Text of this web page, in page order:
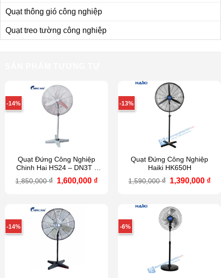
Quạt thông gió công nghiệp
Quạt treo tường công nghiệp
-14%
Quạt Đứng Công Nghiệp
Chinh Hai HS24 – DN3T (
xám bạc )
1,850,000₫ Giá
1,600,000 ₫Giá
-13%
Quạt Đứng Công Nghiệp
Haiki HK650H
1,590,000₫ Giá
1,390,000 ₫
-14% -6%